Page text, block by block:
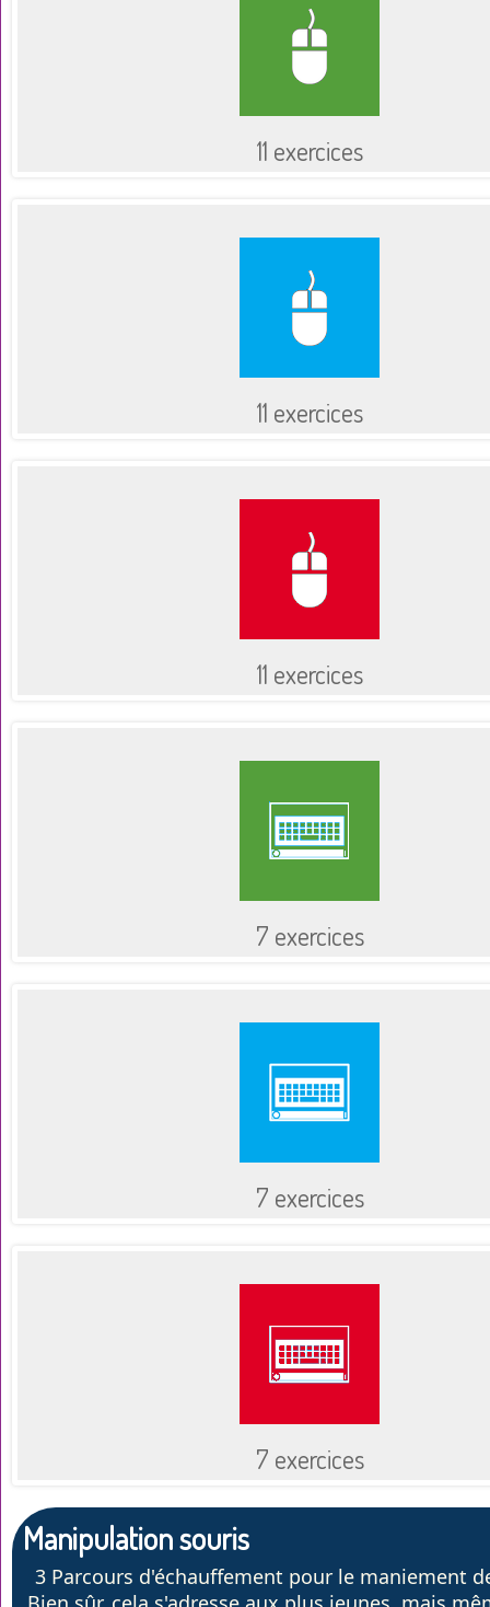
11 exercices
11 exercices
11 exercices
7 exercices
7 exercices
7 exercices
Manipulation souris
3 Parcours d'échauffement pour le maniement